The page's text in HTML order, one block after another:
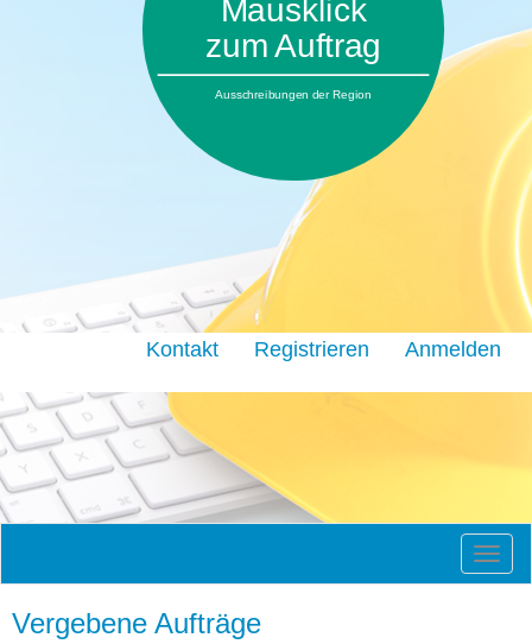
Mausklick
zum Auftrag
Ausschreibungen der Region
Kontakt Registrieren Anmelden
Vergebene Aufträge